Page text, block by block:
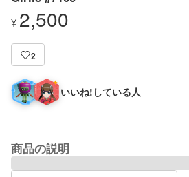
¥ 2,500
2
いいね!している人
商品の説明